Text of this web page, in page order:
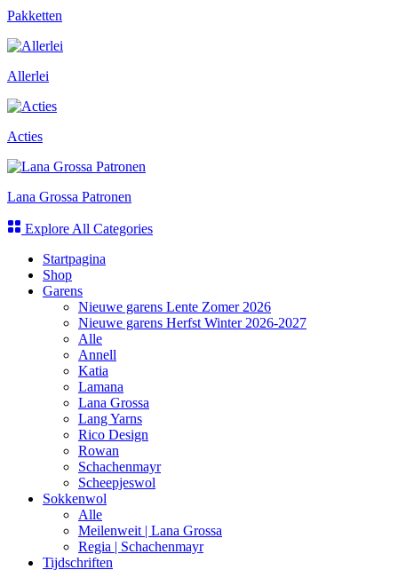
Pakketten
Allerlei
Acties
Lana Grossa Patronen
Explore All Categories
Startpagina
Shop
Garens
Nieuwe garens Lente Zomer 2026
Nieuwe garens Herfst Winter 2026-2027
Alle
Annell
Katia
Lamana
Lana Grossa
Lang Yarns
Rico Design
Rowan
Schachenmayr
Scheepjeswol
Sokkenwol
Alle
Meilenweit | Lana Grossa
Regia | Schachenmayr
Tijdschriften